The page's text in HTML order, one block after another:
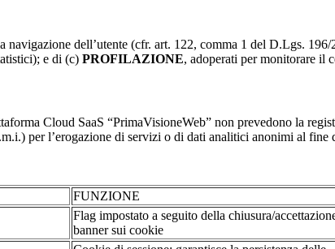
dell’utente (cfr. art. 122, comma 1 del D.Lgs. 196/
e di (c) PROFILAZIONE, adoperati per monitorare il
Cloud SaaS “PrimaVisioneWeb” non prevedono la
per l’erogazione di servizi o di dati analitici anonimi al fine
FUNZIONE
Flag impostato a seguito della chiusura/
banner sui cookie